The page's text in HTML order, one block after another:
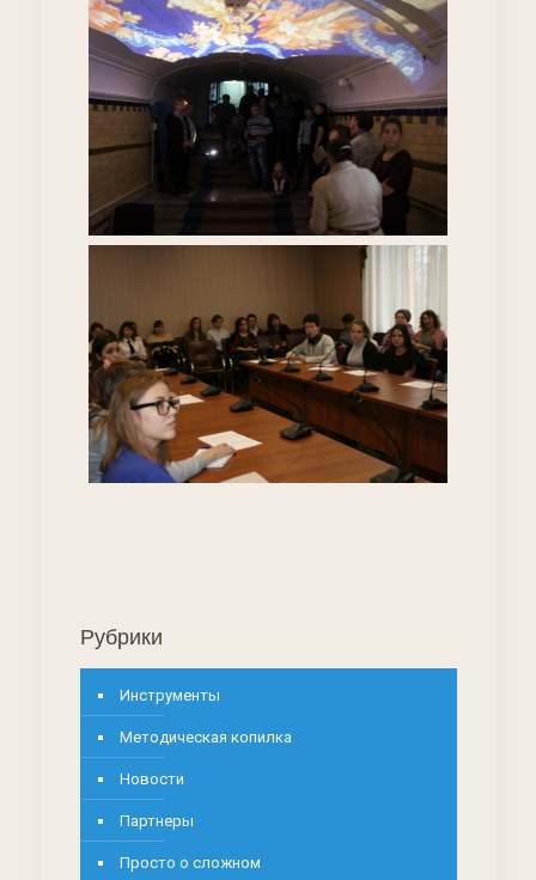
Рубрики
Инструменты
Методическая копилка
Новости
Партнеры
Просто о сложном